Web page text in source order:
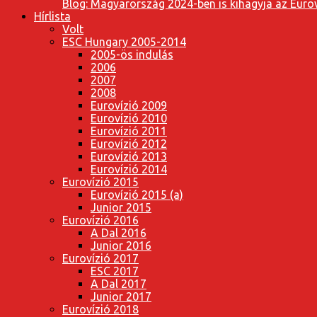
Blog: Magyarország 2024-ben is kihagyja az
Hírlista
Volt
ESC Hungary 2005-2014
2005-ös indulás
2006
2007
2008
Eurovízió 2009
Eurovízió 2010
Eurovízió 2011
Eurovízió 2012
Eurovízió 2013
Eurovízió 2014
Eurovízió 2015
Eurovízió 2015 (a)
Junior 2015
Eurovízió 2016
A Dal 2016
Junior 2016
Eurovízió 2017
ESC 2017
A Dal 2017
Junior 2017
Eurovízió 2018